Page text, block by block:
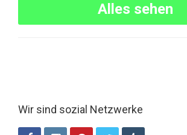
Alles sehen
Wir sind sozial Netzwerke